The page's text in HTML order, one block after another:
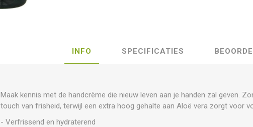
INFO SPECIFICATIES
Maak kennis met de handcrème die nieuw leven aan je handen zal geven.
touch van frisheid, terwijl een extra hoog gehalte aan Aloë vera zorgt voor
- Verfrissend en hydraterend